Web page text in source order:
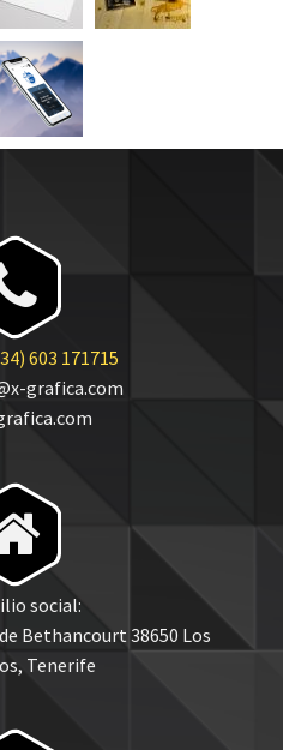
603 171715
grafica.com
social:
Bethancourt 38650 Los
Tenerife